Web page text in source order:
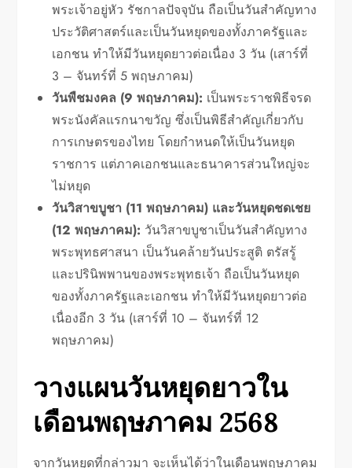
พระเจ้าอยู่หัว รัชกาลปัจจุบัน ถือเป็นวันสำคัญทาง
ประวัติศาสตร์และเป็นวันหยุดของทั้งภาครัฐและ
เอกชน ทำให้มีวันหยุดยาวต่อเนื่อง 3 วัน (เสาร์ที่
3 – จันทร์ที่ 5 พฤษภาคม)
วันพืชมงคล (9 พฤษภาคม): เป็นพระราชพิธีจรด
พระนังคัลแรกนาขวัญ ซึ่งเป็นพิธีสำคัญเกี่ยวกับ
การเกษตรของไทย โดยกำหนดให้เป็นวันหยุด
ราชการ แต่ภาคเอกชนและธนาคารส่วนใหญ่จะ
ไม่หยุด
วันวิสาขบูชา (11 พฤษภาคม) และวันหยุดชดเชย
(12 พฤษภาคม): วันวิสาขบูชาเป็นวันสำคัญทาง
พระพุทธศาสนา เป็นวันคล้ายวันประสูติ ตรัสรู้
และปรินิพพานของพระพุทธเจ้า ถือเป็นวันหยุด
ของทั้งภาครัฐและเอกชน ทำให้มีวันหยุดยาวต่อ
เนื่องอีก 3 วัน (เสาร์ที่ 10 – จันทร์ที่ 12
พฤษภาคม)
วางแผนวันหยุดยาวใน
เดือนพฤษภาคม 2568
จากวันหยุดที่กล่าวมา จะเห็นได้ว่าในเดือนพฤษภาคม